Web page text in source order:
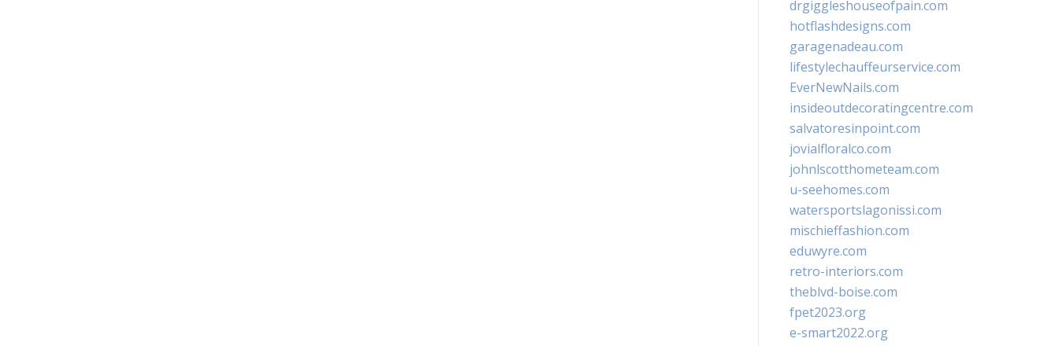
drgiggleshouseofpain.com
hotflashdesigns.com
garagenadeau.com
lifestylechauffeurservice.com
EverNewNails.com
insideoutdecoratingcentre.com
salvatoresinpoint.com
jovialfloralco.com
johnlscotthometeam.com
u-seehomes.com
watersportslagonissi.com
mischieffashion.com
eduwyre.com
retro-interiors.com
theblvd-boise.com
fpet2023.org
e-smart2022.org